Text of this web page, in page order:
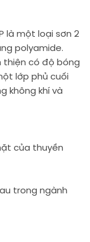
là một loại sơn 2
polyamide.
thiện có độ bóng
lớp phủ cuối
không khí và
của thuyền
trong ngành